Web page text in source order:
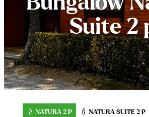
Suite 2
Reservar
NATURA 2 P NATURA SUITE 2 P